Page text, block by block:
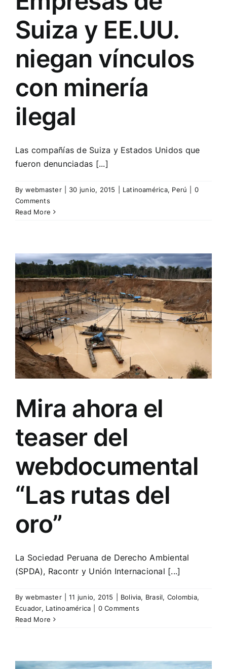
Suiza y EE.UU.
niegan vínculos
con minería
ilegal
Las compañías de Suiza y Estados Unidos que
fueron denunciadas [...]
By webmaster 30 junio, 2015 Latinoamérica, Perú
0
Comments
Read More
Mira ahora el
teaser del
webdocumental
“Las rutas del
oro”
La Sociedad Peruana de Derecho Ambiental
(SPDA), Racontr y Unión Internacional [...]
By webmaster 11 junio, 2015 Bolivia, Brasil, Colombia,
Ecuador, Latinoamérica
0 Comments
Read More